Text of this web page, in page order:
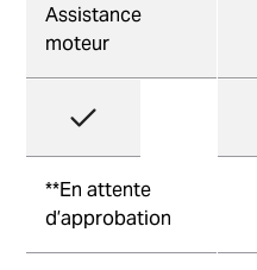
Assistance
moteur
**En attente
d’approbation